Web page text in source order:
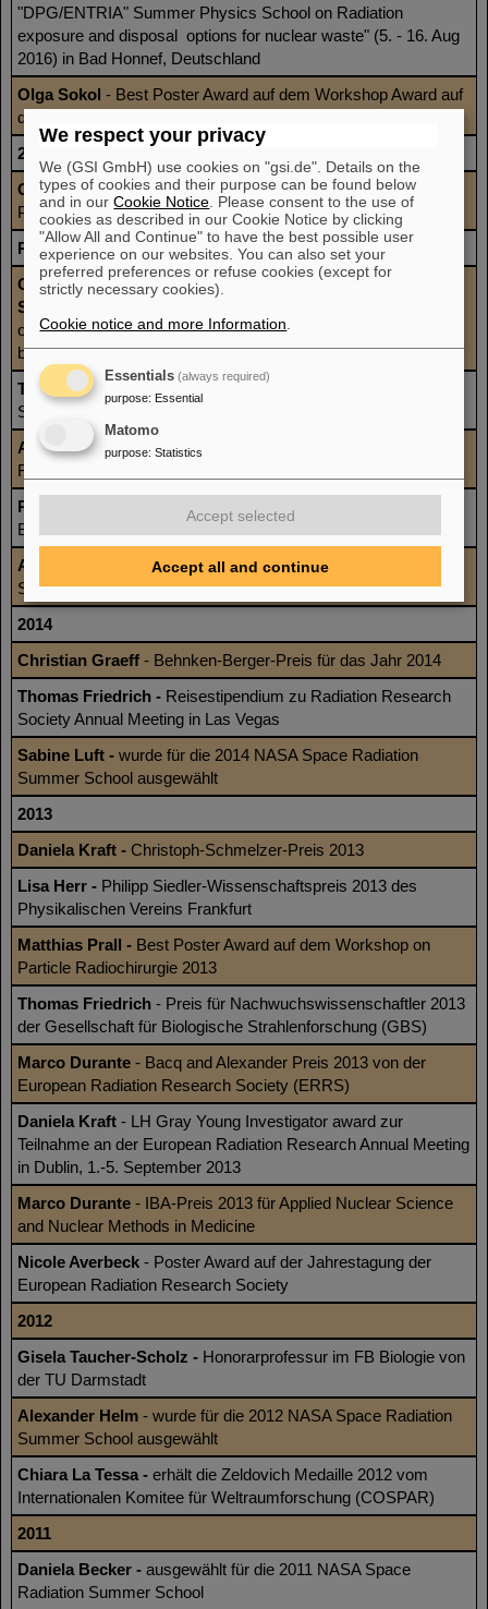
"DPG/ENTRIA" Summer Physics School on Radiation
exposure and disposal options for nuclear waste" (5. - 16. Aug
2016) in Bad Honnef, Deutschland
Olga Sokol - Best Poster Award auf dem Workshop Award auf
der Konferenz ICTR-PHE 2016) in Genf, Schweiz
2015
Christoph Bert -DEGRO-Hochpräzisions-Strahlentherapie-
Preis 2015
Rebecca Grün- DEGRO-Dissertationspreis 2015
Onetsine Arrizabalaga, Alexander Helm, Sabine Luft, Insa
Schroeder, Marco Durante und Sylvia Ritter
of Radiation Research) Award für den herausragenden Vortrag
bei ICRR 2015
Thomas Friedrich
- Reisestipendium zu Radiation Research
Society Annual Meeting in Weston, 2015
Alexander Helm- Reisestipendium zum 15th International
Radiation Research Congress in Kyoto, 2015
Rebecca Grün
-Robert-Paul-Kling-Preis 2015 vom VDI
Bezirksverein Mittelhessen e.V.
Anna Eichhorn -
wurde für die 2015 NASA Space Radiation
Summer School ausgewählt 2014
2014
Christian Graeff - Behnken-Berger-Preis für das Jahr 2014
Thomas Friedrich - Reisestipendium zu Radiation Research
Society Annual Meeting in Las Vegas
Sabine Luft - wurde für die 2014 NASA Space Radiation
Summer School ausgewählt
2013
Daniela Kraft - Christoph-Schmelzer-Preis 2013
Lisa Herr - Philipp Siedler-Wissenschaftspreis 2013 des
Physikalischen Vereins Frankfurt
Matthias Prall - Best Poster Award auf dem Workshop on
Particle Radiochirurgie 2013
Thomas Friedrich - Preis für Nachwuchswissenschaftler 2013
der Gesellschaft für Biologische Strahlenforschung (GBS)
Marco Durante - Bacq and Alexander Preis 2013 von der
European Radiation Research Society (ERRS)
Daniela Kraft - LH Gray Young Investigator award zur
Teilnahme an der European Radiation Research Annual Meeting
in Dublin, 1.-5. September 2013
Marco Durante - IBA-Preis 2013 für Applied Nuclear Science
and Nuclear Methods in Medicine
Nicole Averbeck - Poster Award auf der Jahrestagung der
European Radiation Research Society
2012
Gisela Taucher-Scholz - Honorarprofessur im FB Biologie von
der TU Darmstadt
Alexander Helm - wurde für die 2012 NASA Space Radiation
Summer School ausgewählt
Chiara La Tessa - erhält die Zeldovich Medaille 2012 vom
Internationalen Komitee für Weltraumforschung (COSPAR)
2011
Daniela Becker - ausgewählt für die 2011 NASA Space
Radiation Summer School
We respect your privacy
We (GSI GmbH) use cookies on "gsi.de". Details on the
types of cookies and their purpose can be found below
and in ourCookie Notice . Please consent to the use of
cookies as described in our Cookie Notice by clicking
"Allow All and Continue" to have the best possible user
experience on our websites. You can also set your
preferred preferences or refuse cookies (except for
strictly necessary cookies).
Cookie notice and more Information
Essentials (always required)
purpose: Essential
Matomo
purpose: Statistics
Accept selected
Accept all and continue